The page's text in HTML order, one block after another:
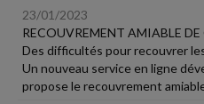
23/01/2023
RECOUVREMENT AMIABLE DE
Des difficultés pour recouvrer
Un nouveau service en ligne
propose le recouvrement